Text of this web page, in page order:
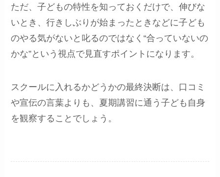
ただ、子どもの特性を知っておくだけで、伸びな
いとき、行きしぶりが始まったときなどに子ども
のやる気がないと叱るのではなく“合っていないの
かな”という視点で見直すポイントになります。
スクールに入れるかどうかの最終決断は、口コミ
や宣伝の言葉よりも、夏期講習に通う子ども自身
を観察することでしょう。